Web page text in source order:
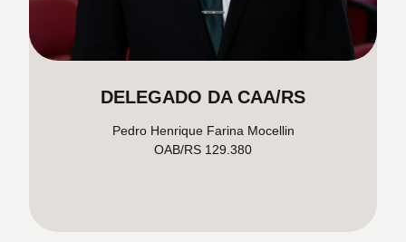
DELEGADO DA CAA/RS
Pedro Henrique Farina Mocellin
OAB/RS 129.380